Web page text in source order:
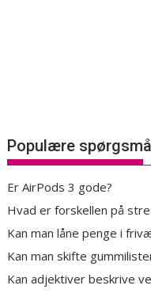
Populære
Er AirPods 3 gode?
Hvad er forskellen på
Kan man låne penge i
Kan man skifte
Kan adjektiver beskrive